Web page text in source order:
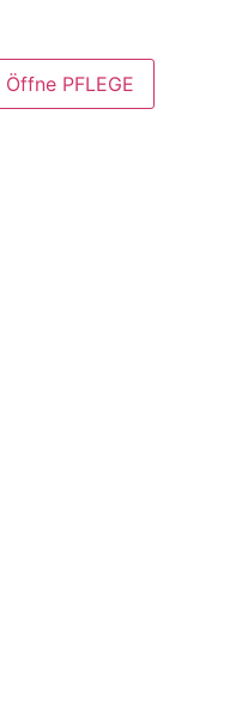
Öffne PFLEGE